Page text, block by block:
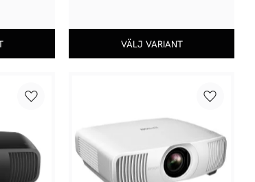
Lägg till i favoriter
Lägg till